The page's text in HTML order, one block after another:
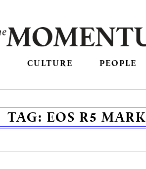
CULTURE PEOPLE
TAG: EOS R5